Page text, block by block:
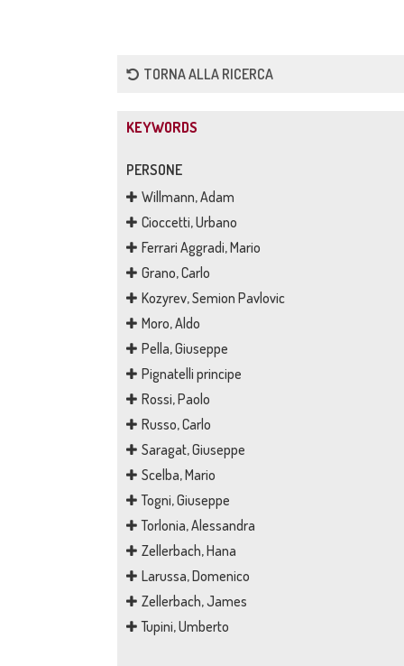
TORNA ALLA RICERCA
KEYWORDS
PERSONE
Willmann, Adam
Cioccetti, Urbano
Ferrari Aggradi, Mario
Grano, Carlo
Kozyrev, Semion Pavlovic
Moro, Aldo
Pella, Giuseppe
Pignatelli principe
Rossi, Paolo
Russo, Carlo
Saragat, Giuseppe
Scelba, Mario
Togni, Giuseppe
Torlonia, Alessandra
Zellerbach, Hana
Larussa, Domenico
Zellerbach, James
Tupini, Umberto